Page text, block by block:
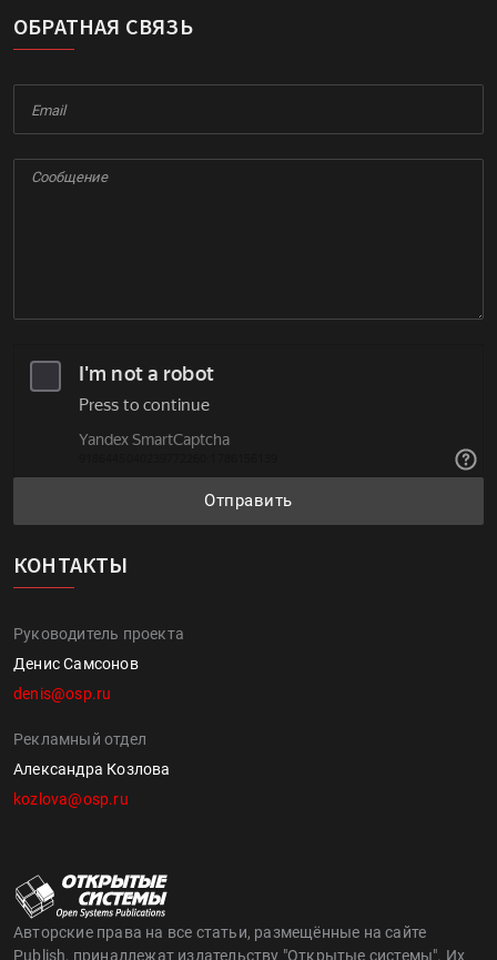
ОБРАТНАЯ СВЯЗЬ
Отправить
КОНТАКТЫ
Руководитель проекта
Денис Самсонов
denis@osp.ru
Рекламный отдел
Александра Козлова
kozlova@osp.ru
Авторские права на все статьи, размещённые на сайте
Publish, принадлежат издательству "Открытые системы". Их